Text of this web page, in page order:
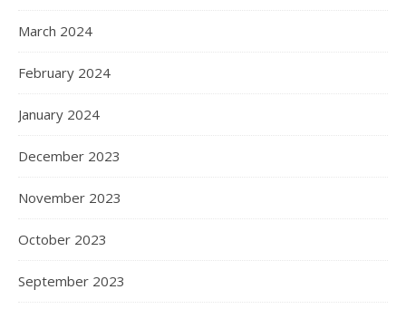
March 2024
February 2024
January 2024
December 2023
November 2023
October 2023
September 2023